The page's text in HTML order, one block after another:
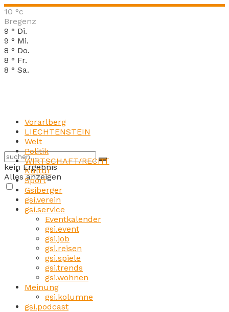
10 °c
Bregenz
9 ° Di.
9 ° Mi.
8 ° Do.
8 ° Fr.
8 ° Sa.
kein Ergebnis
Alles anzeigen
Vorarlberg
LIECHTENSTEIN
Welt
Politik
WIRTSCHAFT/RECHT
Kultur
Sport
Gsiberger
gsi.verein
gsi.service
Eventkalender
gsi.event
gsi.job
gsi.reisen
gsi.spiele
gsi.trends
gsi.wohnen
Meinung
gsi.kolumne
gsi.podcast